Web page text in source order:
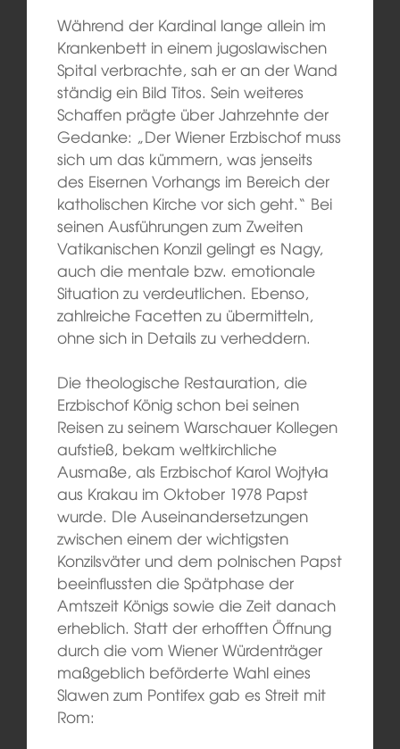
Während der Kardinal lange allein im
Krankenbett in einem jugoslawischen
Spital verbrachte, sah er an der Wand
ständig ein Bild Titos. Sein weiteres
Schaffen prägte über Jahrzehnte der
Gedanke: „Der Wiener Erzbischof muss
sich um das kümmern, was jenseits
des Eisernen Vorhangs im Bereich der
katholischen Kirche vor sich geht.“ Bei
seinen Ausführungen zum Zweiten
Vatikanischen Konzil gelingt es Nagy,
auch die mentale bzw. emotionale
Situation zu verdeutlichen. Ebenso,
zahlreiche Facetten zu übermitteln,
ohne sich in Details zu verheddern.
Die theologische Restauration, die
Erzbischof König schon bei seinen
Reisen zu seinem Warschauer Kollegen
aufstieß, bekam weltkirchliche
Ausmaße, als Erzbischof Karol Wojtyła
aus Krakau im Oktober 1978 Papst
wurde. DIe Auseinandersetzungen
zwischen einem der wichtigsten
Konzilsväter und dem polnischen Papst
beeinflussten die Spätphase der
Amtszeit Königs sowie die Zeit danach
erheblich. Statt der erhofften Öffnung
durch die vom Wiener Würdenträger
maßgeblich beförderte Wahl eines
Slawen zum Pontifex gab es Streit mit
Rom: